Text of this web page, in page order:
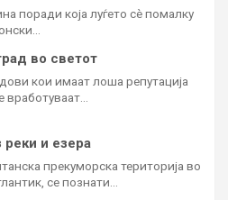
поради која луѓето сè помалку
во светот
кои имаат лоша репутација
реки и езера
прекуморска територија во
се познати…